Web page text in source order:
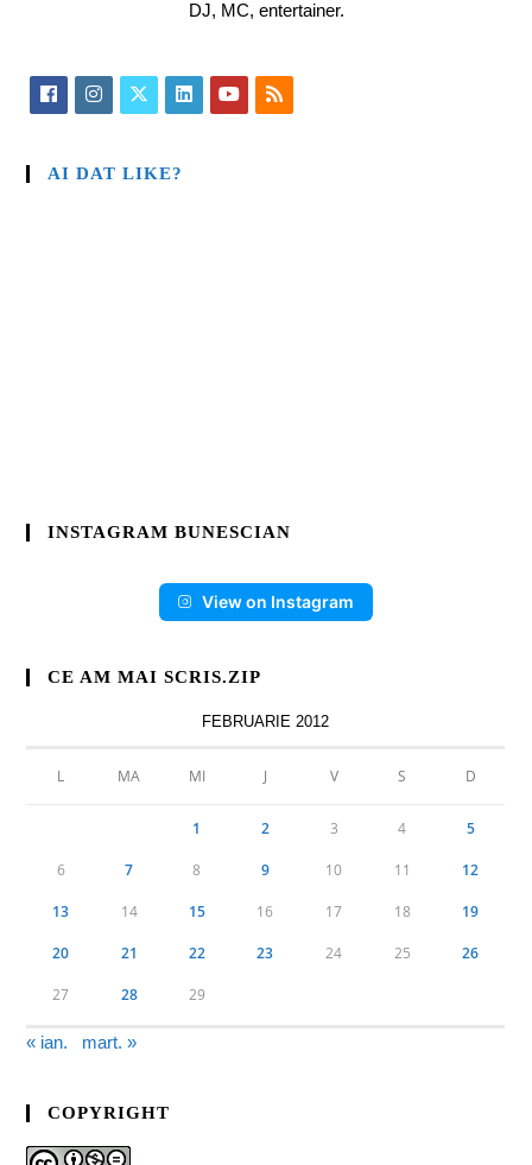
DJ, MC, entertainer.
AI DAT LIKE?
INSTAGRAM BUNESCIAN
View on Instagram
CE AM MAI SCRIS.ZIP
FEBRUARIE 2012
L MA MI J V S D
1 2 3 4 5
6 7 8 9 10 11 12
13 14 15 16 17 18 19
20 21 22 23 24 25 26
27 28 29
« ian. mart. »
COPYRIGHT